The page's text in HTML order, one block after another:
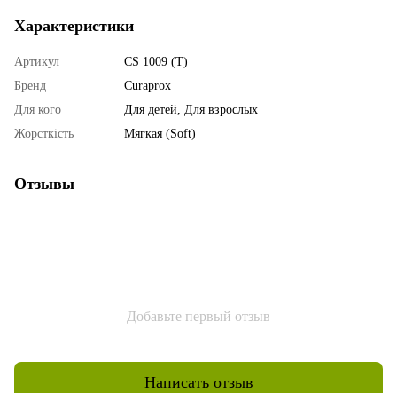
Характеристики
Артикул
CS 1009 (T)
Бренд
Curaprox
Для кого
Для детей, Для взрослых
Жорсткість
Мягкая (Soft)
Отзывы
Добавьте первый отзыв
Написать отзыв